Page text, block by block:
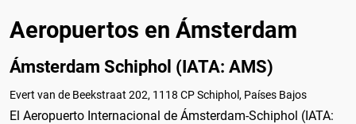
Aeropuertos en Ámsterdam
Ámsterdam Schiphol (IATA: AMS)
Evert van de Beekstraat 202, 1118 CP Schiphol, Países Bajos
El Aeropuerto Internacional de Ámsterdam-Schiphol (IATA: